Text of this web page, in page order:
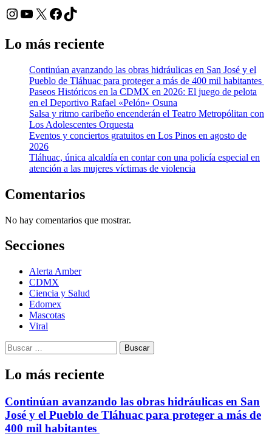
Instagram
YouTube
X Facebook
TikTok
Lo más reciente
Continúan avanzando las obras hidráulicas en San José y el
Pueblo de Tláhuac para proteger a más de 400 mil habitantes
Paseos Históricos en la CDMX en 2026: El juego de pelota
en el Deportivo Rafael «Pelón» Osuna
Salsa y ritmo caribeño encenderán el Teatro Metropólitan con
Los Adolescentes Orquesta
Eventos y conciertos gratuitos en Los Pinos en agosto de
2026
Tláhuac, única alcaldía en contar con una policía especial en
atención a las mujeres víctimas de violencia
Comentarios
No hay comentarios que mostrar.
Secciones
Alerta Amber
CDMX
Ciencia y Salud
Edomex
Mascotas
Viral
Buscar:
Lo más reciente
Continúan avanzando las obras hidráulicas en San
José y el Pueblo de Tláhuac para proteger a más de
400 mil habitantes